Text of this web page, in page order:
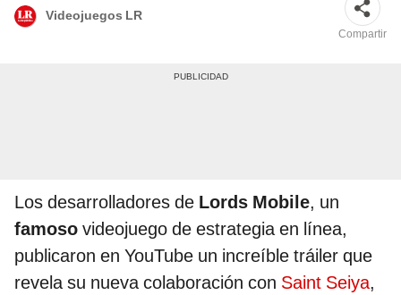
Videojuegos LR
Compartir
Los desarrolladores de Lords Mobile, un
famoso videojuego de estrategia en línea,
publicaron en YouTube un increíble tráiler que
revela su nueva colaboración con Saint Seiya,